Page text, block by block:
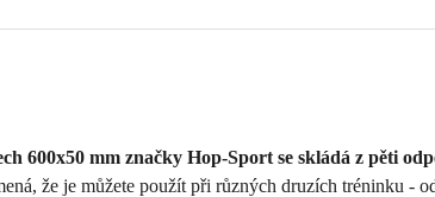
600x50 mm značky Hop-Sport se skládá z pěti
že je můžete použít při různých druzích tréninku -